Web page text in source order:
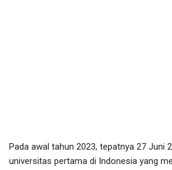
Pada awal tahun 2023, tepatnya 27 Juni
universitas pertama di Indonesia yang